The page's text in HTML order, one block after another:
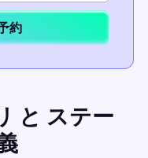
約
と ステー